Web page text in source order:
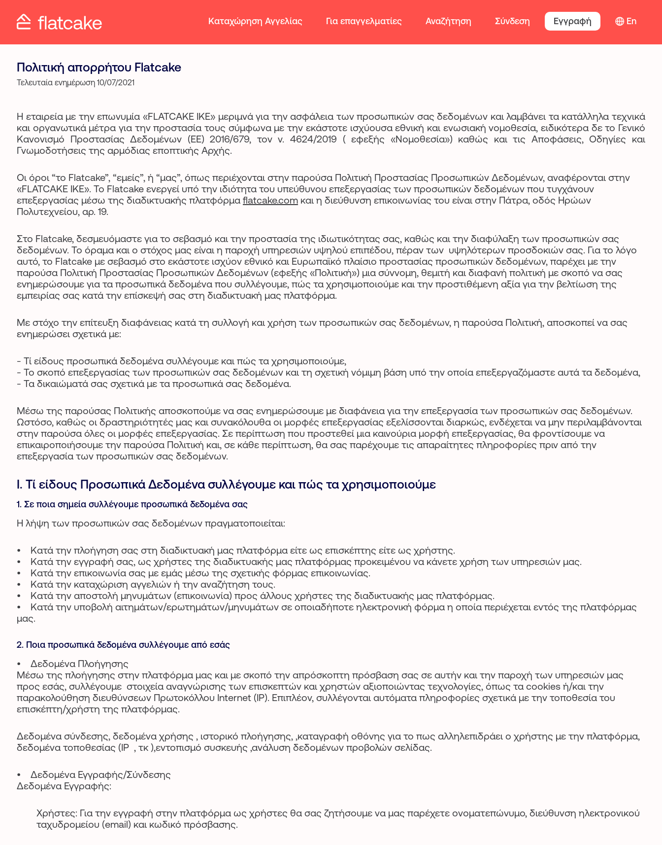
Καταχώρηση Αγγελίας Για επαγγελματίες Αναζήτηση Σύνδεση Εγγραφή En
Πολιτική απορρήτου Flatcake
Τελευταία ενημέρωση 10/07/2021
Η εταιρεία με την επωνυμία «FLATCAKE IKE» μεριμνά για την ασφάλεια των προσωπικών σας δεδομένων και λαμβάνει τα κατάλληλα τεχνικά
και οργανωτικά μέτρα για την προστασία τους σύμφωνα με την εκάστοτε ισχύουσα εθνική και ενωσιακή νομοθεσία, ειδικότερα δε το Γενικό
Κανονισμό Προστασίας Δεδομένων (ΕΕ) 2016/679, τον ν. 4624/2019 ( εφεξής «Νομοθεσία») καθώς και τις Αποφάσεις, Οδηγίες και
Γνωμοδοτήσεις της αρμόδιας εποπτικής Αρχής.
Οι όροι “το Flatcake”, “εμείς”, ή “μας”, όπως περιέχονται στην παρούσα Πολιτική Προστασίας Προσωπικών Δεδομένων, αναφέρονται στην
«FLATCAKE IKE». Το Flatcake ενεργεί υπό την ιδιότητα του υπεύθυνου επεξεργασίας των προσωπικών δεδομένων που τυγχάνουν
επεξεργασίας μέσω της διαδικτυακής πλατφόρμα flatcake.com και η διεύθυνση επικοινωνίας του είναι στην Πάτρα, οδός Ηρώων
Πολυτεχνείου, αρ. 19.
Στο Flatcake, δεσμευόμαστε για το σεβασμό και την προστασία της ιδιωτικότητας σας, καθώς και την διαφύλαξη των προσωπικών σας
δεδομένων. Το όραμα και ο στόχος μας είναι η παροχή υπηρεσιών υψηλού επιπέδου, πέραν των υψηλότερων προσδοκιών σας. Για το λόγο
αυτό, το Flatcake με σεβασμό στο εκάστοτε ισχύον εθνικό και Ευρωπαϊκό πλαίσιο προστασίας προσωπικών δεδομένων, παρέχει με την
παρούσα Πολιτική Προστασίας Προσωπικών Δεδομένων (εφεξής «Πολιτική») μια σύννομη, θεμιτή και διαφανή πολιτική με σκοπό να σας
ενημερώσουμε για τα προσωπικά δεδομένα που συλλέγουμε, πώς τα χρησιμοποιούμε και την προστιθέμενη αξία για την βελτίωση της
εμπειρίας σας κατά την επίσκεψή σας στη διαδικτυακή μας πλατφόρμα.
Με στόχο την επίτευξη διαφάνειας κατά τη συλλογή και χρήση των προσωπικών σας δεδομένων, η παρούσα Πολιτική, αποσκοπεί να σας
ενημερώσει σχετικά με:
- Τί είδους προσωπικά δεδομένα συλλέγουμε και πώς τα χρησιμοποιούμε,
- Το σκοπό επεξεργασίας των προσωπικών σας δεδομένων και τη σχετική νόμιμη βάση υπό την οποία επεξεργαζόμαστε αυτά τα δεδομένα,
- Τα δικαιώματά σας σχετικά με τα προσωπικά σας δεδομένα.
Μέσω της παρούσας Πολιτικής αποσκοπούμε να σας ενημερώσουμε με διαφάνεια για την επεξεργασία των προσωπικών σας δεδομένων.
Ωστόσο, καθώς οι δραστηριότητές μας και συνακόλουθα οι μορφές επεξεργασίας εξελίσσονται διαρκώς, ενδέχεται να μην περιλαμβάνονται
στην παρούσα όλες οι μορφές επεξεργασίας. Σε περίπτωση που προστεθεί μια καινούρια μορφή επεξεργασίας, θα φροντίσουμε να
επικαιροποιήσουμε την παρούσα Πολιτική και, σε κάθε περίπτωση, θα σας παρέχουμε τις απαραίτητες πληροφορίες πριν από την
επεξεργασία των προσωπικών σας δεδομένων.
I. Τί είδους Προσωπικά Δεδομένα συλλέγουμε και πώς τα χρησιμοποιούμε
1. Σε ποια σημεία συλλέγουμε προσωπικά δεδομένα σας
Η λήψη των προσωπικών σας δεδομένων πραγματοποιείται:
• Κατά την πλοήγηση σας στη διαδικτυακή μας πλατφόρμα είτε ως επισκέπτης είτε ως χρήστης.
• Κατά την εγγραφή σας, ως χρήστες της διαδικτυακής μας πλατφόρμας προκειμένου να κάνετε χρήση των υπηρεσιών μας.
• Κατά την επικοινωνία σας με εμάς μέσω της σχετικής φόρμας επικοινωνίας.
• Κατά την καταχώριση αγγελιών ή την αναζήτηση τους.
• Κατά την αποστολή μηνυμάτων (επικοινωνία) προς άλλους χρήστες της διαδικτυακής μας πλατφόρμας.
• Κατά την υποβολή αιτημάτων/ερωτημάτων/μηνυμάτων σε οποιαδήποτε ηλεκτρονική φόρμα η οποία περιέχεται εντός της πλατφόρμας
μας.
2. Ποια προσωπικά δεδομένα συλλέγουμε από εσάς
• Δεδομένα Πλοήγησης
Μέσω της πλοήγησης στην πλατφόρμα μας και με σκοπό την απρόσκοπτη πρόσβαση σας σε αυτήν και την παροχή των υπηρεσιών μας
προς εσάς, συλλέγουμε στοιχεία αναγνώρισης των επισκεπτών και χρηστών αξιοποιώντας τεχνολογίες, όπως τα cookies ή/και την
παρακολούθηση διευθύνσεων Πρωτοκόλλου Internet (IP). Επιπλέον, συλλέγονται αυτόματα πληροφορίες σχετικά με την τοποθεσία του
επισκέπτη/χρήστη της πλατφόρμας.
Δεδομένα σύνδεσης, δεδομένα χρήσης , ιστορικό πλοήγησης, ,καταγραφή οθόνης για το πως αλληλεπιδράει ο χρήστης με την πλατφόρμα,
δεδομένα τοποθεσίας (ΙΡ , τκ ),εντοπισμό συσκευής ,ανάλυση δεδομένων προβολών σελίδας.
• Δεδομένα Εγγραφής/Σύνδεσης
Δεδομένα Εγγραφής:
Χρήστες: Για την εγγραφή στην πλατφόρμα ως χρήστες θα σας ζητήσουμε να μας παρέχετε ονοματεπώνυμο, διεύθυνση ηλεκτρονικού
ταχυδρομείου (email) και κωδικό πρόσβασης.